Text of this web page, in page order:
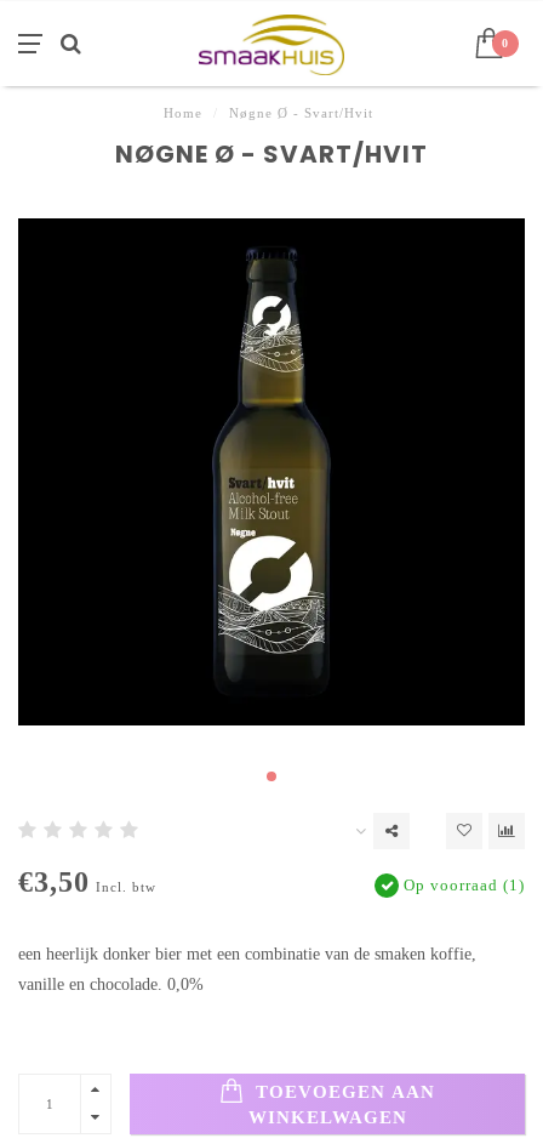
0
Home Nøgne Ø - Svart/Hvit
NØGNE Ø - SVART/HVIT
€3,50 Incl. btw Op voorraad (1)
een heerlijk donker bier met een combinatie van de smaken koffie,
vanille en chocolade. 0,0%
TOEVOEGEN AAN
WINKELWAGEN